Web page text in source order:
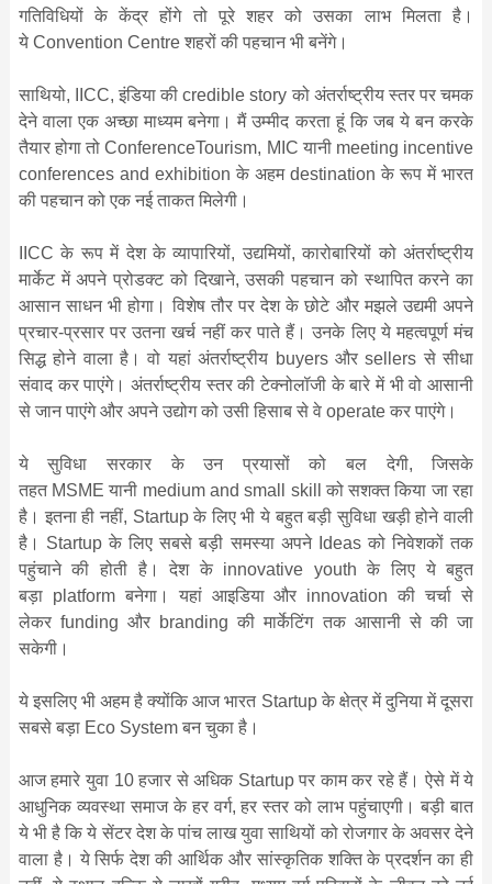
गतिविधियों के केंद्र होंगे तो पूरे शहर को उसका लाभ मिलता है।
ये Convention Centre शहरों की पहचान भी बनेंगे।
साथियो, IICC, इंडिया की credible story को अंतर्राष्‍ट्रीय स्‍तर पर चमक
देने वाला एक अच्‍छा माध्‍यम बनेगा। मैं उम्‍मीद करता हूं कि जब ये बन करके
तैयार होगा तो ConferenceTourism, MIC यानी meeting incentive
conferences and exhibition के अहम destination के रूप में भारत
की पहचान को एक नई ताकत मिलेगी।
IICC के रूप में देश के व्‍यापारियों, उद्यमियों, कारोबारियों को अंतर्राष्‍ट्रीय
मार्केट में अपने प्रोडक्‍ट को दिखाने, उसकी पहचान को स्‍थापित करने का
आसान साधन भी होगा। विशेष तौर पर देश के छोटे और मझले उद्यमी अपने
प्रचार-प्रसार पर उतना खर्च नहीं कर पाते हैं। उनके लिए ये महत्‍वपूर्ण मंच
सिद्ध होने वाला है। वो यहां अंतर्राष्‍ट्रीय buyers और sellers से सीधा
संवाद कर पाएंगे। अंतर्राष्‍ट्रीय स्‍तर की टेक्‍नोलॉजी के बारे में भी वो आसानी
से जान पाएंगे और अपने उद्योग को उसी हिसाब से वे operate कर पाएंगे।
ये सुविधा सरकार के उन प्रयासों को बल देगी, जिसके
तहत MSME यानी medium and small skill को सशक्‍त किया जा रहा
है। इतना ही नहीं, Startup के लिए भी ये बहुत बड़ी सुविधा खड़ी होने वाली
है। Startup के लिए सबसे बड़ी समस्‍या अपने Ideas को निवेशकों तक
पहुंचाने की होती है। देश के innovative youth के लिए ये बहुत
बड़ा platform बनेगा। यहां आइडिया और innovation की चर्चा से
लेकर funding और branding की मार्केटिंग तक आसानी से की जा
सकेगी।
ये इसलिए भी अहम है क्‍योंकि आज भारत Startup के क्षेत्र में दुनिया में दूसरा
सबसे बड़ा Eco System बन चुका है।
आज हमारे युवा 10 हजार से अधिक Startup पर काम कर रहे हैं। ऐसे में ये
आधुनिक व्‍यवस्‍था समाज के हर वर्ग, हर स्‍तर को लाभ पहुंचाएगी। बड़ी बात
ये भी है कि ये सेंटर देश के पांच लाख युवा साथियों को रोजगार के अवसर देने
वाला है। ये सिर्फ देश की आर्थिक और सांस्‍कृतिक शक्ति के प्रदर्शन का ही